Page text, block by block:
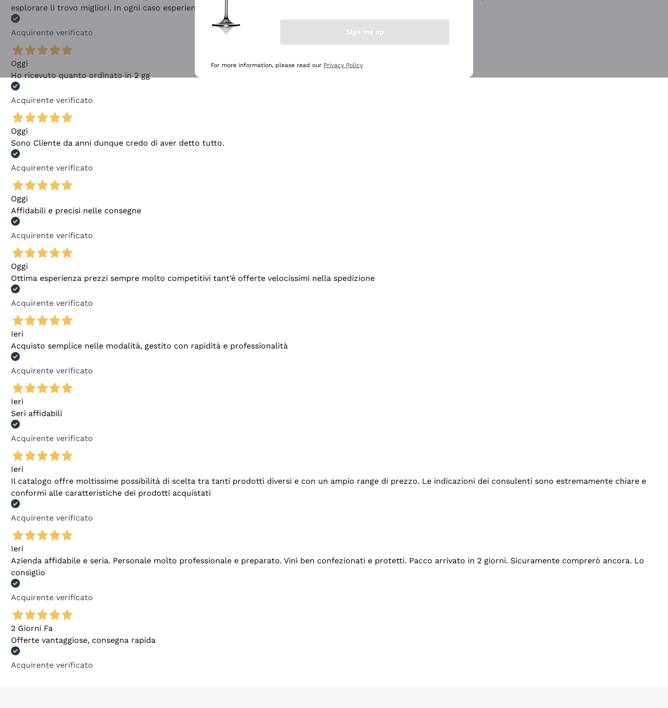
esplorare li trovo migliori. In ogni caso esperienza buona e lo consiglio! 👍
Acquirente verificato
Oggi
Ho ricevuto quanto ordinato in 2 gg
Acquirente verificato
Oggi
Sono Cliente da anni dunque credo di aver detto tutto.
Acquirente verificato
Oggi
Affidabili e precisi nelle consegne
Acquirente verificato
Oggi
Ottima esperienza prezzi sempre molto competitivi tant’è offerte velocissimi nella spedizione
Acquirente verificato
Ieri
Acquisto semplice nelle modalità, gestito con rapidità e professionalità
Acquirente verificato
Ieri
Seri affidabili
Acquirente verificato
Ieri
Il catalogo offre moltissime possibilità di scelta tra tanti prodotti diversi e con un ampio range di prezzo. Le indicazioni dei consulenti sono estremamente chiare e
conformi alle caratteristiche dei prodotti acquistati
Acquirente verificato
Ieri
Azienda affidabile e seria. Personale molto professionale e preparato. Vini ben confezionati e protetti. Pacco arrivato in 2 giorni. Sicuramente comprerò ancora. Lo
consiglio
Acquirente verificato
2 Giorni Fa
Offerte vantaggiose, consegna rapida
Acquirente verificato
Sign me up
For more information, please read our Privacy Policy